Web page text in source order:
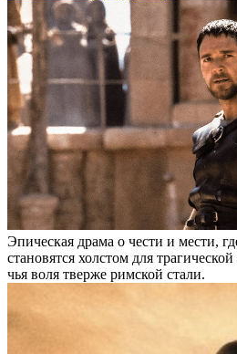
Эпическая драма о чести и мести,
становятся холстом для
чья воля тверже римской стали.